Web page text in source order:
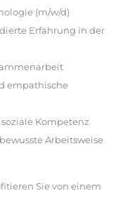
(m/w/d)
Erfahrung in der
empathische
Kompetenz
Arbeitsweise
Sie von einem